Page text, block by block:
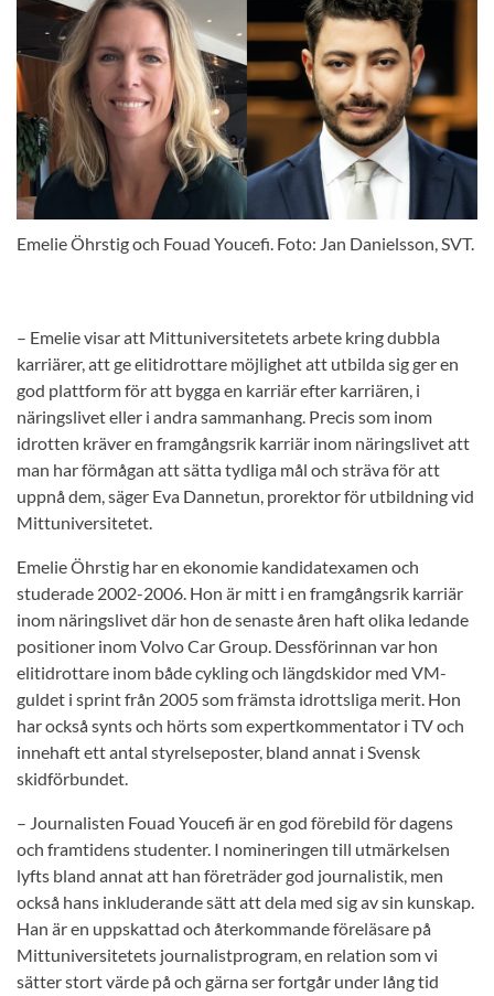
Emelie Öhrstig och Fouad Youcefi. Foto: Jan Danielsson, SVT.
– Emelie visar att Mittuniversitetets arbete kring dubbla
karriärer, att ge elitidrottare möjlighet att utbilda sig ger en
god plattform för att bygga en karriär efter karriären, i
näringslivet eller i andra sammanhang. Precis som inom
idrotten kräver en framgångsrik karriär inom näringslivet att
man har förmågan att sätta tydliga mål och sträva för att
uppnå dem, säger Eva Dannetun, prorektor för utbildning vid
Mittuniversitetet.
Emelie Öhrstig har en ekonomie kandidatexamen och
studerade 2002-2006. Hon är mitt i en framgångsrik karriär
inom näringslivet där hon de senaste åren haft olika ledande
positioner inom Volvo Car Group. Dessförinnan var hon
elitidrottare inom både cykling och längdskidor med VM-
guldet i sprint från 2005 som främsta idrottsliga merit. Hon
har också synts och hörts som expertkommentator i TV och
innehaft ett antal styrelseposter, bland annat i Svensk
skidförbundet.
– Journalisten Fouad Youcefi är en god förebild för dagens
och framtidens studenter. I nomineringen till utmärkelsen
lyfts bland annat att han företräder god journalistik, men
också hans inkluderande sätt att dela med sig av sin kunskap.
Han är en uppskattad och återkommande föreläsare på
Mittuniversitetets journalistprogram, en relation som vi
sätter stort värde på och gärna ser fortgår under lång tid